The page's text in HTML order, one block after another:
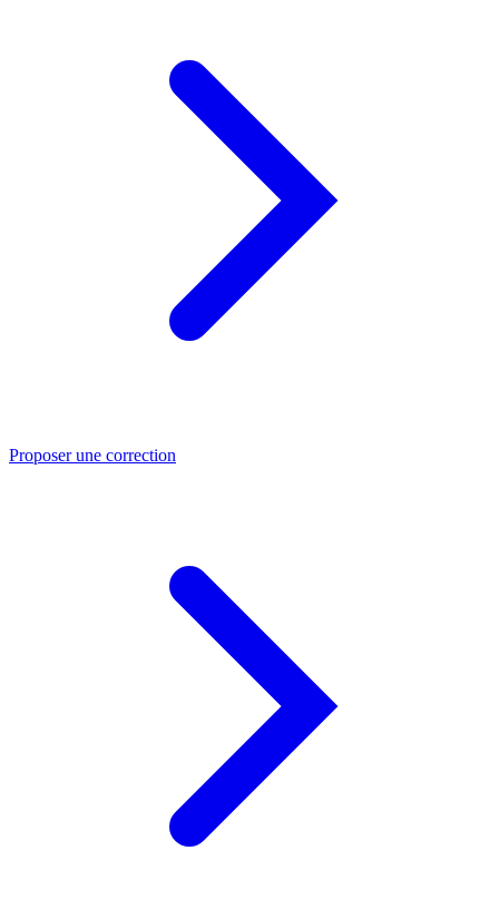
Proposer une correction